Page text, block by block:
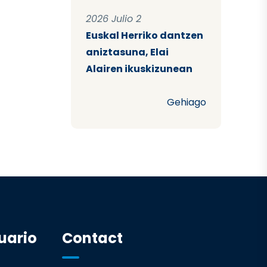
2026 Julio 2
Euskal Herriko dantzen
aniztasuna, Elai
Alairen ikuskizunean
Gehiago
Contact